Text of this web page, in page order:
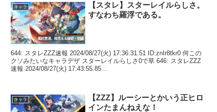
キャラ
【スタレ】スターレイルらしさ。
すなわち羅浮である。
644: スタレZZZ速報 2024/08/27(火) 17:36:31.51 ID:znIr8tkr0 何この
クソみたいなキャラデザ スターレイルらしさ0で草 646: スタレZZZ
速報 2024/08/27(火) 17:43:55.85...
キャラ
【ZZZ】ルーシーとかいう正ヒロ
インたまんねえな！